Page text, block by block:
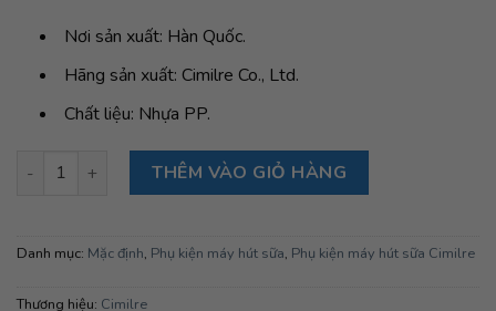
Nơi sản xuất: Hàn Quốc.
Hãng sản xuất: Cimilre Co., Ltd.
Chất liệu: Nhựa PP.
Cổ nối chuẩn túi hút sữa Cimilre T-Pak Connector (Standard)
THÊM VÀO GIỎ HÀNG
Danh mục: Mặc định, Phụ kiện máy hút sữa, Phụ kiện máy hút sữa Cimilre
Thương hiệu: Cimilre